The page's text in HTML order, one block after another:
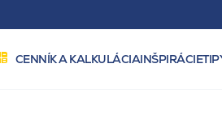
CENNÍK A KALKULÁCIAINŠPIRÁCIE